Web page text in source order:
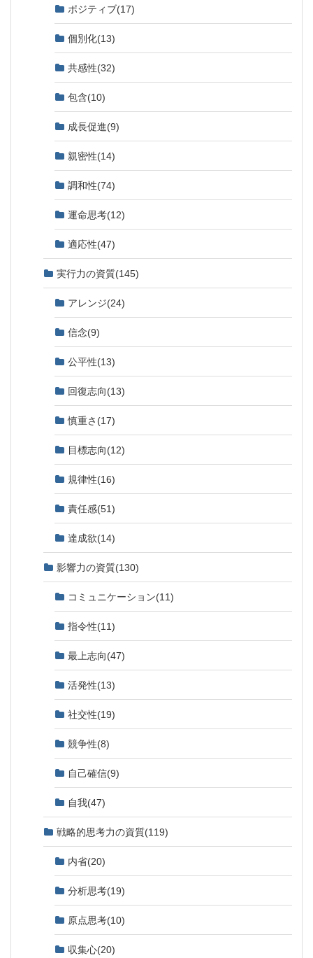
ポジティブ(17)
個別化(13)
共感性(32)
包含(10)
成長促進(9)
親密性(14)
調和性(74)
運命思考(12)
適応性(47)
実行力の資質(145)
アレンジ(24)
信念(9)
公平性(13)
回復志向(13)
慎重さ (17)
目標志向(12)
規律性(16)
責任感(51)
達成欲(14)
影響力の資質(130)
コミュニケーション(11)
指令性(11)
最上志向(47)
活発性(13)
社交性(19)
競争性(8)
自己確信(9)
自我(47)
戦略的思考力の資質(119)
内省(20)
分析思考(19)
原点思考(10)
収集心(20)